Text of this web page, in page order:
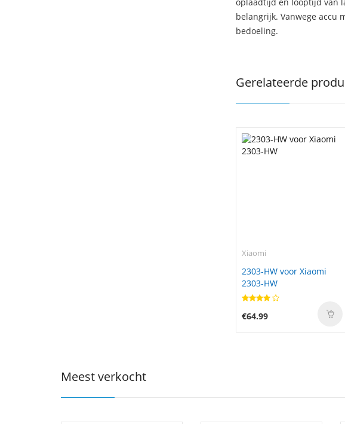
belangrijk. Vanwege accu
bedoeling.
Gerelateerde
Xiaomi
2303-HW voor Xiaomi
2303-HW
€64.99
Meest verkocht